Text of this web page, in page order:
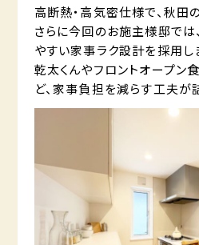
高断熱・高気密仕様で、秋田
さらに今回のお施主様邸では
やすい家事ラク設計を採用し
乾太くんやフロントオープン
ど、家事負担を減らす工夫が